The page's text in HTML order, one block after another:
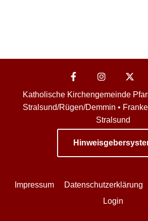
Katholische Kirchengemeinde
Stralsund/Rügen/Demmin •
Stralsund
Impressum Datenschutzerklärung
Login